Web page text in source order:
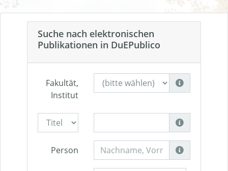
Suche nach elektronischen
Publikationen in DuEPublico
Fakultät,
Institut
Person